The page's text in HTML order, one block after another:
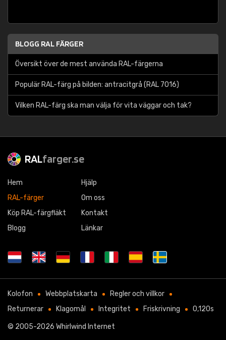
BLOGG RAL FÄRGER
Översikt över de mest använda RAL-färgerna
Populär RAL-färg på bilden: antracitgrå (RAL 7016)
Vilken RAL-färg ska man välja för vita väggar och tak?
RALfarger.se
Hem
RAL-färger
Köp RAL-färgfläkt
Blogg
Hjälp
Om oss
Kontakt
Länkar
Kolofon Webbplatskarta
Regler och villkor
Returnerar
Klagomål Integritet Friskrivning 0,120s
© 2005-2026 Whirlwind Internet